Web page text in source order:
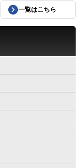
一覧はこちら